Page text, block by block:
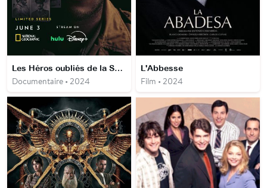
Les Héros oubliés de la Seconde Guerre mondiale
Documentaire • 2024
L'Abbesse
Film • 2024